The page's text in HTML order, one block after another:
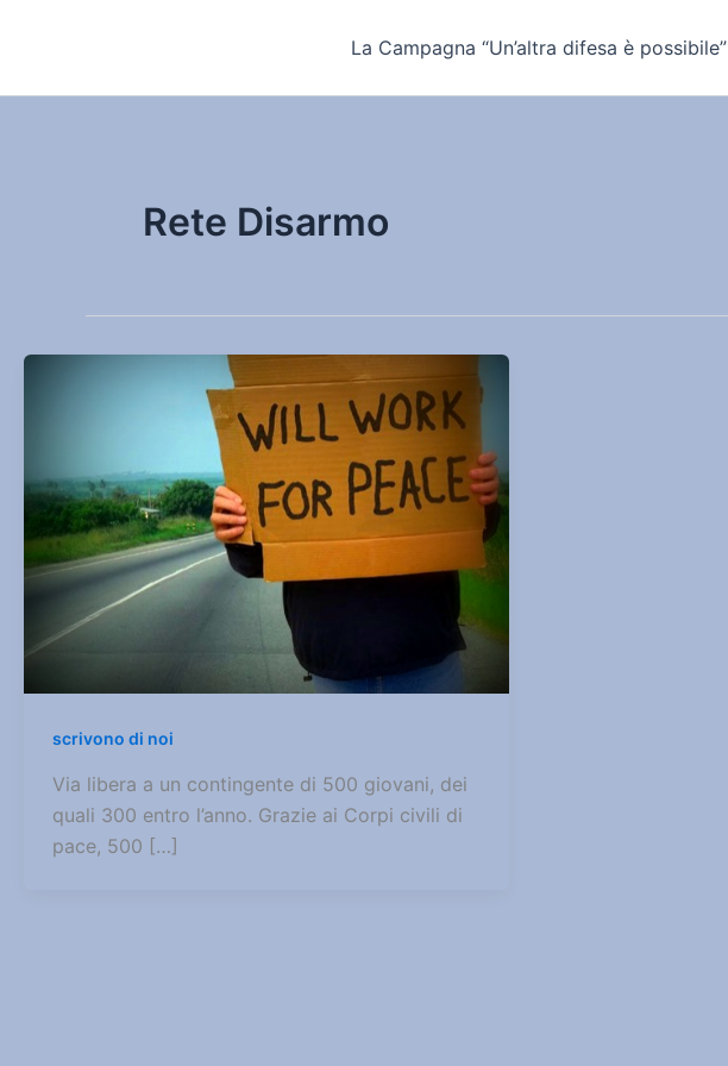
La Campagna “Un’altra difesa è possibile”
Rete Disarmo
scrivono di noi
Via libera a un contingente di 500 giovani, dei
quali 300 entro l’anno. G­ra­zie ai Cor­pi ci­vi­li di
pa­ce, 500 […]